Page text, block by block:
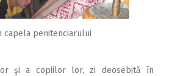
capela penitenciarului
şi a copiilor lor, zi deosebită în